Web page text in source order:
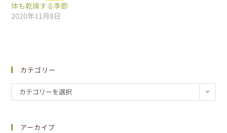
体も乾燥する季節
2020年11月8日
カテゴリー
カテゴリーを選択
アーカイブ